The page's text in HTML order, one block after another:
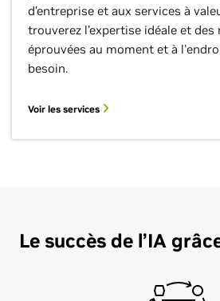
d’entreprise et aux services à
trouverez l’expertise idéale et
éprouvées au moment et à
besoin.
Voir les services
Le succès de l’IA